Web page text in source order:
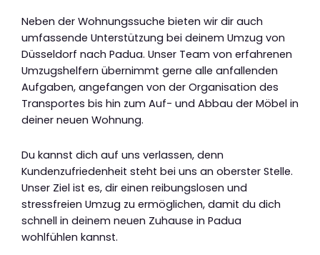
Neben der Wohnungssuche bieten wir dir auch
umfassende Unterstützung bei deinem Umzug von
Düsseldorf nach Padua. Unser Team von erfahrenen
Umzugshelfern übernimmt gerne alle anfallenden
Aufgaben, angefangen von der Organisation des
Transportes bis hin zum Auf- und Abbau der Möbel in
deiner neuen Wohnung.
Du kannst dich auf uns verlassen, denn
Kundenzufriedenheit steht bei uns an oberster Stelle.
Unser Ziel ist es, dir einen reibungslosen und
stressfreien Umzug zu ermöglichen, damit du dich
schnell in deinem neuen Zuhause in Padua
wohlfühlen kannst.